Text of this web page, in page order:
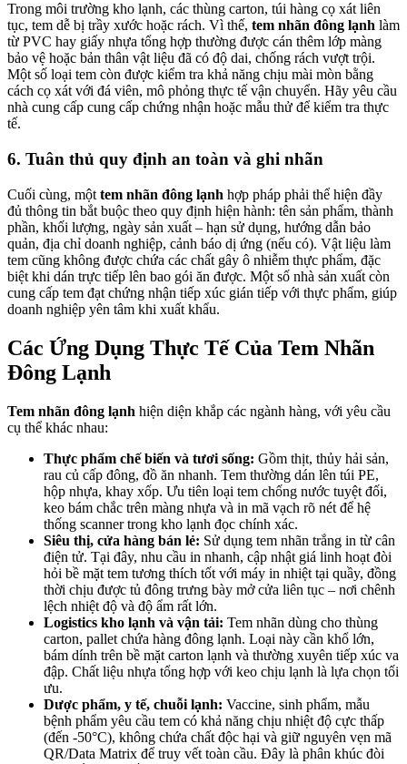
Trong môi trường kho lạnh, các thùng carton, túi hàng cọ xát liên
tục, tem dễ bị trầy xước hoặc rách. Vì thế, tem nhãn đông lạnh làm
từ PVC hay giấy nhựa tổng hợp thường được cán thêm lớp màng
bảo vệ hoặc bản thân vật liệu đã có độ dai, chống rách vượt trội.
Một số loại tem còn được kiểm tra khả năng chịu mài mòn bằng
cách cọ xát với đá viên, mô phỏng thực tế vận chuyển. Hãy yêu cầu
nhà cung cấp cung cấp chứng nhận hoặc mẫu thử để kiểm tra thực
tế.
6. Tuân thủ quy định an toàn và ghi nhãn
Cuối cùng, một tem nhãn đông lạnh hợp pháp phải thể hiện đầy
đủ thông tin bắt buộc theo quy định hiện hành: tên sản phẩm, thành
phần, khối lượng, ngày sản xuất – hạn sử dụng, hướng dẫn bảo
quản, địa chỉ doanh nghiệp, cảnh báo dị ứng (nếu có). Vật liệu làm
tem cũng không được chứa các chất gây ô nhiễm thực phẩm, đặc
biệt khi dán trực tiếp lên bao gói ăn được. Một số nhà sản xuất còn
cung cấp tem đạt chứng nhận tiếp xúc gián tiếp với thực phẩm, giúp
doanh nghiệp yên tâm khi xuất khẩu.
Các Ứng Dụng Thực Tế Của Tem Nhãn
Đông Lạnh
Tem nhãn đông lạnh hiện diện khắp các ngành hàng, với yêu cầu
cụ thể khác nhau:
Thực phẩm chế biến và tươi sống: Gồm thịt, thủy hải sản,
rau củ cấp đông, đồ ăn nhanh. Tem thường dán lên túi PE,
hộp nhựa, khay xốp. Ưu tiên loại tem chống nước tuyệt đối,
keo bám chắc trên màng nhựa và in mã vạch rõ nét để hệ
thống scanner trong kho lạnh đọc chính xác.
Siêu thị, cửa hàng bán lẻ: Sử dụng tem nhãn trắng in từ cân
điện tử. Tại đây, nhu cầu in nhanh, cập nhật giá linh hoạt đòi
hỏi bề mặt tem tương thích tốt với máy in nhiệt tại quầy, đồng
thời chịu được tủ đông trưng bày mở cửa liên tục – nơi chênh
lệch nhiệt độ và độ ẩm rất lớn.
Logistics kho lạnh và vận tải: Tem nhãn dùng cho thùng
carton, pallet chứa hàng đông lạnh. Loại này cần khổ lớn,
bám dính trên bề mặt carton lạnh và thường xuyên tiếp xúc va
đập. Chất liệu nhựa tổng hợp với keo chịu lạnh là lựa chọn tối
ưu.
Dược phẩm, y tế, chuỗi lạnh: Vaccine, sinh phẩm, mẫu
bệnh phẩm yêu cầu tem có khả năng chịu nhiệt độ cực thấp
(đến -50°C), không chứa chất độc hại và giữ nguyên vẹn mã
QR/Data Matrix để truy vết toàn cầu. Đây là phân khúc đòi